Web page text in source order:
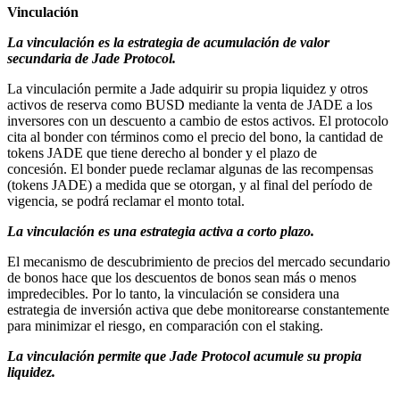
Vinculación
La vinculación es la estrategia de acumulación de valor
secundaria de Jade Protocol.
La vinculación permite a Jade adquirir su propia liquidez y otros
activos de reserva como BUSD mediante la venta de JADE a los
inversores con un descuento a cambio de estos activos. El protocolo
cita al bonder con términos como el precio del bono, la cantidad de
tokens JADE que tiene derecho al bonder y el plazo de
concesión. El bonder puede reclamar algunas de las recompensas
(tokens JADE) a medida que se otorgan, y al final del período de
vigencia, se podrá reclamar el monto total.
La vinculación es una estrategia activa a corto plazo.
El mecanismo de descubrimiento de precios del mercado secundario
de bonos hace que los descuentos de bonos sean más o menos
impredecibles. Por lo tanto, la vinculación se considera una
estrategia de inversión activa que debe monitorearse constantemente
para minimizar el riesgo, en comparación con el staking.
La vinculación permite que Jade Protocol acumule su propia
liquidez.